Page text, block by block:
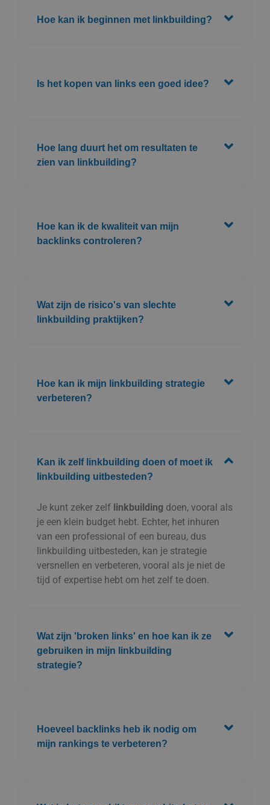
Hoe kan ik beginnen met linkbuilding?
Is het kopen van links een goed idee?
Hoe lang duurt het om resultaten te
zien van linkbuilding?
Hoe kan ik de kwaliteit van mijn
backlinks controleren?
Wat zijn de risico's van slechte
linkbuilding praktijken?
Hoe kan ik mijn linkbuilding strategie
verbeteren?
Kan ik zelf linkbuilding doen of moet ik
linkbuilding uitbesteden?
Je kunt zeker zelf linkbuilding doen, vooral als
je een klein budget hebt. Echter, het inhuren
van een professional of een bureau, dus
linkbuilding uitbesteden, kan je strategie
versnellen en verbeteren, vooral als je niet de
tijd of expertise hebt om het zelf te doen.
Wat zijn 'broken links' en hoe kan ik ze
gebruiken in mijn linkbuilding
strategie?
Hoeveel backlinks heb ik nodig om
mijn rankings te verbeteren?